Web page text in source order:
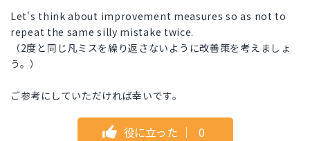
Let's think about improvement measures so as not to
repeat the same silly mistake twice.
（2度と同じ凡ミスを繰り返さないように改善策を考えましょ
う。）
ご参考にしていただければ幸いです。
役に立った ｜ 0